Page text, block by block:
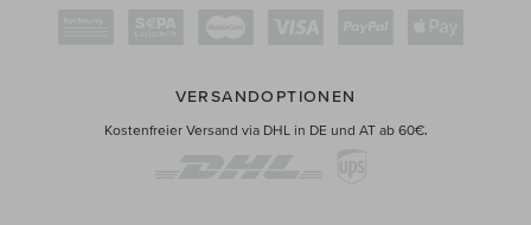
VERSANDOPTIONEN
Kostenfreier Versand via DHL in DE und AT ab 60€.